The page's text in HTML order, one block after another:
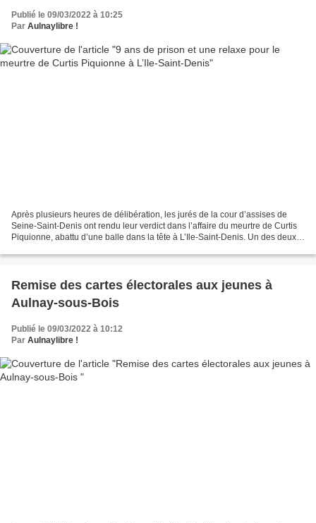
Publié le 09/03/2022 à 10:25
Par Aulnaylibre !
Après plusieurs heures de délibération, les jurés de la cour d’assises de
Seine-Saint-Denis ont rendu leur verdict dans l’affaire du meurtre de Curtis
Piquionne, abattu d’une balle dans la tête à L’Ile-Saint-Denis. Un des deux
Remise des cartes électorales aux jeunes à
Aulnay-sous-Bois
Publié le 09/03/2022 à 10:12
Par Aulnaylibre !